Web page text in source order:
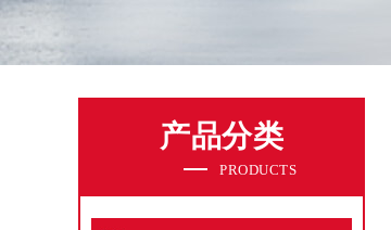
产品分类
PRODUCTS